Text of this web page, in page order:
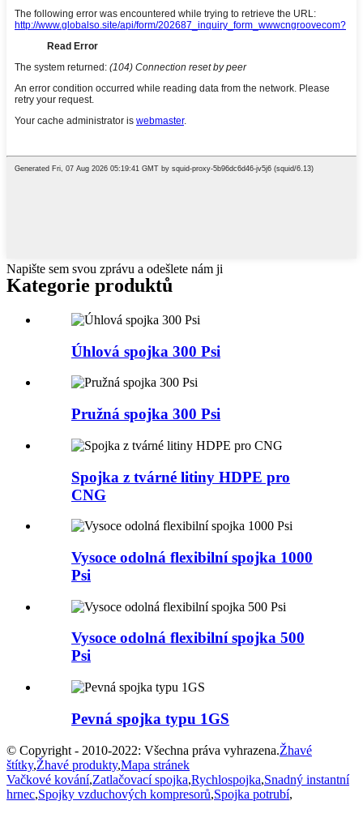
Napište sem svou zprávu a odešlete nám ji
Kategorie produktů
Úhlová spojka 300 Psi
Pružná spojka 300 Psi
Spojka z tvárné litiny HDPE pro
CNG
Vysoce odolná flexibilní spojka 1000
Psi
Vysoce odolná flexibilní spojka 500
Psi
Pevná spojka typu 1GS
© Copyright - 2010-2022: Všechna práva vyhrazena.Žhavé
štítky,Žhavé produkty,Mapa stránek
Vačkové kování,Zatlačovací spojka,Rychlospojka,Snadný instantní
hrnec,Spojky vzduchových kompresorů,Spojka potrubí,